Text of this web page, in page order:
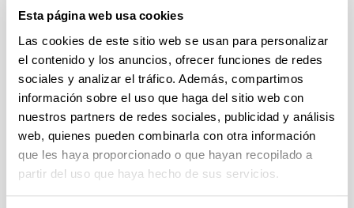
Esta página web usa cookies
Las cookies de este sitio web se usan para personalizar
el contenido y los anuncios, ofrecer funciones de redes
sociales y analizar el tráfico. Además, compartimos
información sobre el uso que haga del sitio web con
nuestros partners de redes sociales, publicidad y análisis
web, quienes pueden combinarla con otra información
que les haya proporcionado o que hayan recopilado a
partir del uso que haya hecho de sus servicios.
19/07/2023 Se ha publicado la propuesta de adjudicación
CONVOCATORIA AYUDAS PARA LA FINANCIACIÓN DE
PLANES DE INVESTIGACIÓN EN COOPERACIÓN EN EL
ÁREA DE LA INTELIGENCIA ARTIFICIAL
DESARROLLADOS POR GRUPOS DE INVESTIGACIÓN
INTERDISCIPLINARES
Plazo de presentación cerrado: 13/07/2023 - 15/09/2023 23:59
EL PLAZO INTERNO DE PRESENTACIÓN DE SOLICITUDES
ES DEL 13/07/2023 AL 08/09/2023 (INCLUSIVE).